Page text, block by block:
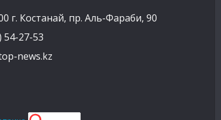
г. Костанай, пр. Аль-Фараби, 90
54-27-53
news.kz